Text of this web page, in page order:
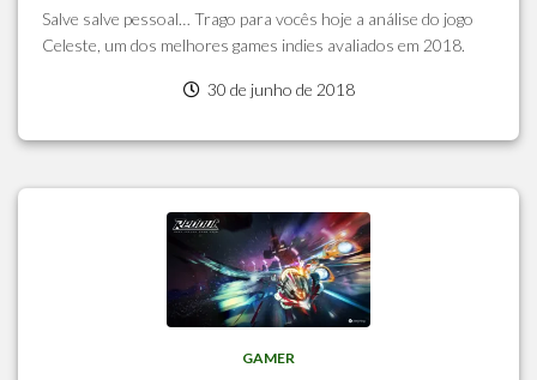
Salve salve pessoal… Trago para vocês hoje a análise do jogo
Celeste, um dos melhores games indies avaliados em 2018.
30 de junho de 2018
GAMER